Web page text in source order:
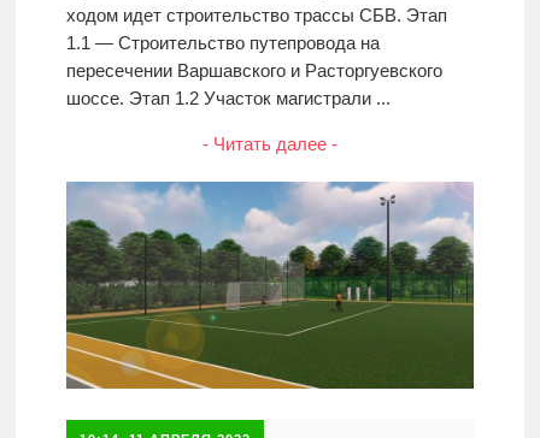
ходом идет строительство трассы СБВ. Этап
1.1 — Строительство путепровода на
пересечении Варшавского и Расторгуевского
шоссе. Этап 1.2 Участок магистрали ...
- Читать далее -